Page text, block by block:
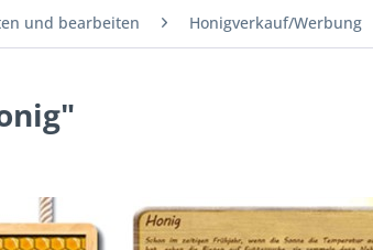
und bearbeiten Honigverkauf/Werbung